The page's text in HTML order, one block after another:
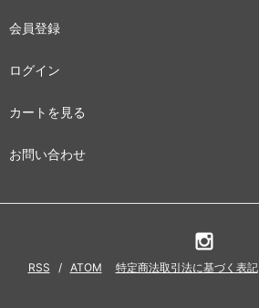
会員登録
ログイン
カートを見る
お問い合わせ
RSS / ATOM 特定商法取引法に基づく表記